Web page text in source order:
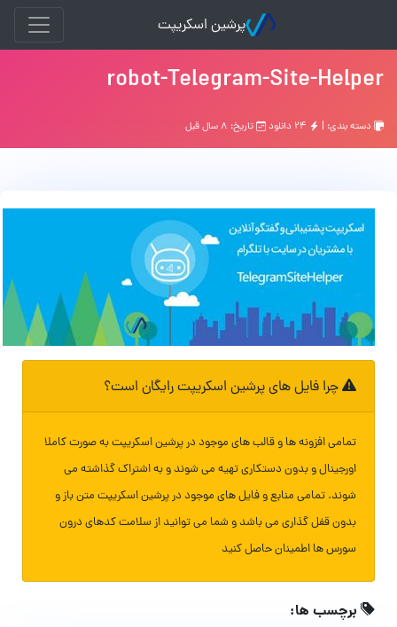
پرشین اسکریپت
robot-Telegram-Site-Helper
دسته بندی: | تاریخ: ۸ سال قبل
چرا فایل های پرشین اسکریپت رایگان است؟
تمامی افزونه ها و قالب های موجود در پرشین اسکریپت به صورت کاملا
اورجینال و بدون دستکاری تهیه می شوند و به اشتراک گذاشته می
شوند. تمامی منابع و فایل های موجود در پرشین اسکریپت متن باز و
بدون قفل گذاری می باشد و شما می توانید از سلامت کدهای درون
سورس ها اطمینان حاصل کنید
برچسب ها: